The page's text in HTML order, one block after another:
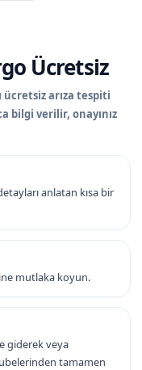
Ücretsiz
ücretsiz arıza tespiti
bilgi verilir, onayınız
anlatan kısa bir
mutlaka koyun.
giderek veya
tamamen